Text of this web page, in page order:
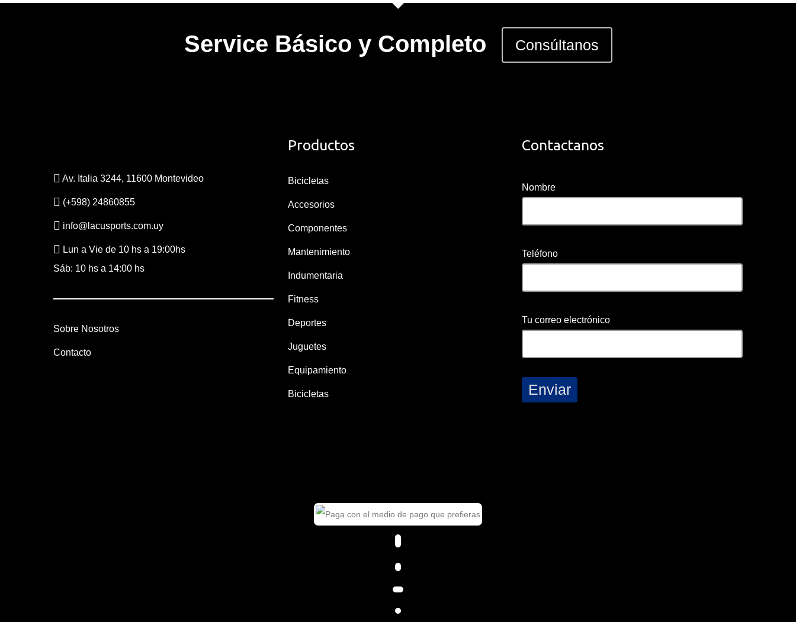
Service Básico y Completo Consúltanos
Av. Italia 3244, 11600 Montevideo
(+598) 24860855
info@lacusports.com.uy
Lun a Vie de 10 hs a 19:00hs
Sáb: 10 hs a 14:00 hs
Sobre Nosotros
Contacto
Productos
Bicicletas
Accesorios
Componentes
Mantenimiento
Indumentaria
Fitness
Deportes
Juguetes
Equipamiento
Bicicletas
Contactanos
Nombre
Teléfono
Tu correo electrónico